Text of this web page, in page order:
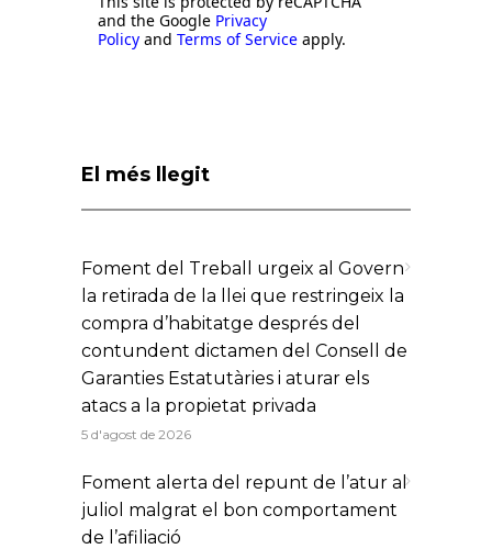
and the Google Privacy
Policy and Terms of Service apply.
El més llegit
Foment del Treball urgeix al Govern
la retirada de la llei que restringeix la
compra d’habitatge després del
contundent dictamen del Consell de
Garanties Estatutàries i aturar els
atacs a la propietat privada
5 d'agost de 2026
Foment alerta del repunt de l’atur al
juliol malgrat el bon comportament
de l’afiliació